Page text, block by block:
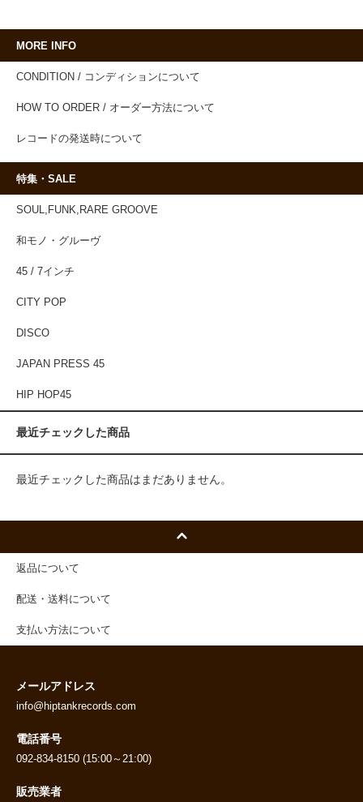
MORE INFO
CONDITION / コンディションについて
HOW TO ORDER / オーダー方法について
レコードの発送時について
特集・SALE
SOUL,FUNK,RARE GROOVE
和モノ・グルーヴ
45 / 7インチ
CITY POP
DISCO
JAPAN PRESS 45
HIP HOP45
最近チェックした商品
最近チェックした商品はまだありません。
返品について
配送・送料について
支払い方法について
メールアドレス
info@hiptankrecords.com
電話番号
092-834-8150 (15:00～21:00)
販売業者